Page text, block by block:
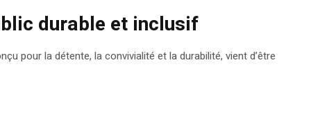
durable et inclusif
pour la détente, la convivialité et la durabilité, vient d’être